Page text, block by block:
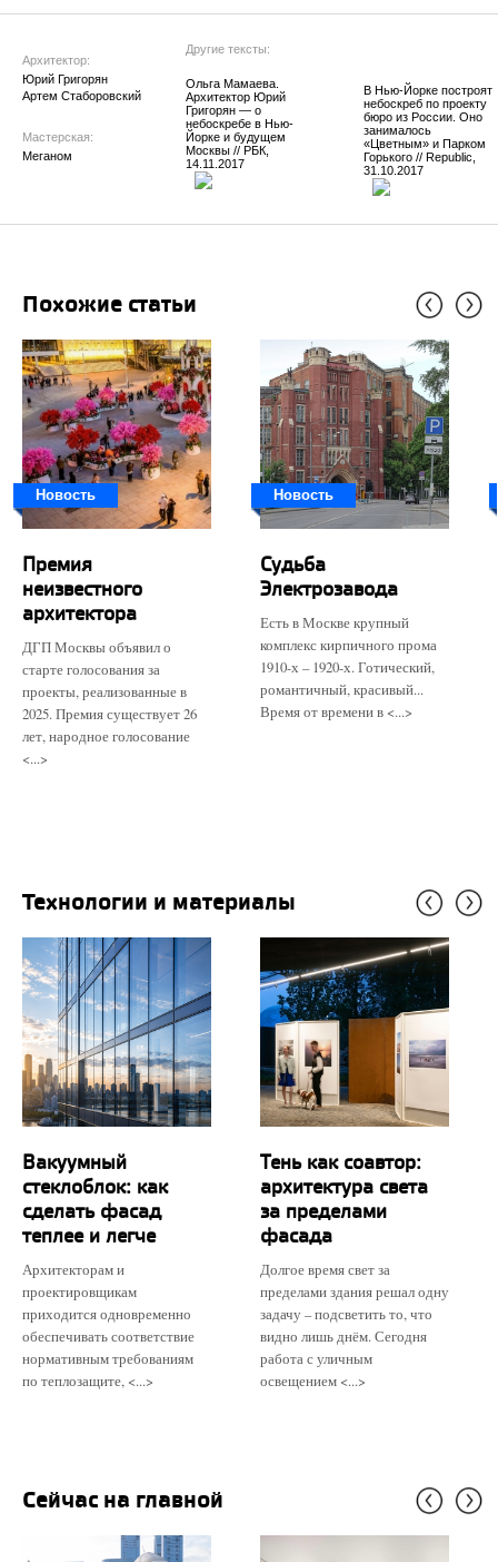
Архитектор:
Юрий Григорян
Артем Стаборовский
Мастерская:
Меганом
Другие тексты:
Ольга Мамаева.
Архитектор Юрий
Григорян — о
небоскребе в Нью-
Йорке и будущем
Москвы // РБК,
14.11.2017
В Нью-Йорке построят
небоскреб по проекту
бюро из России. Оно
занималось
«Цветным» и Парком
Горького // Republic,
31.10.2017
Похожие статьи
Новость
Премия
неизвестного
архитектора
ДГП Москвы объявил о
старте голосования за
проекты, реализованные в
2025. Премия существует 26
лет, народное голосование
<...>
Новость
Судьба
Электрозавода
Есть в Москве крупный
комплекс кирпичного прома
1910-х – 1920-х. Готический,
романтичный, красивый...
Время от времени в <...>
Технологии и материалы
Вакуумный
стеклоблок: как
сделать фасад
теплее и легче
Архитекторам и
проектировщикам
приходится одновременно
обеспечивать соответствие
нормативным требованиям
по теплозащите, <...>
Тень как соавтор:
архитектура света
за пределами
фасада
Долгое время свет за
пределами здания решал одну
задачу – подсветить то, что
видно лишь днём. Сегодня
работа с уличным
освещением <...>
Сейчас на главной